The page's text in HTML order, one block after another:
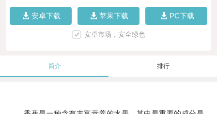
安卓下载 苹果下载 PC下载
安卓市场，安全绿色
简介 排行